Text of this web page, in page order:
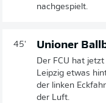
nachgespielt.
45' Unioner
Der FCU hat
Leipzig etwas
der linken
der Luft.